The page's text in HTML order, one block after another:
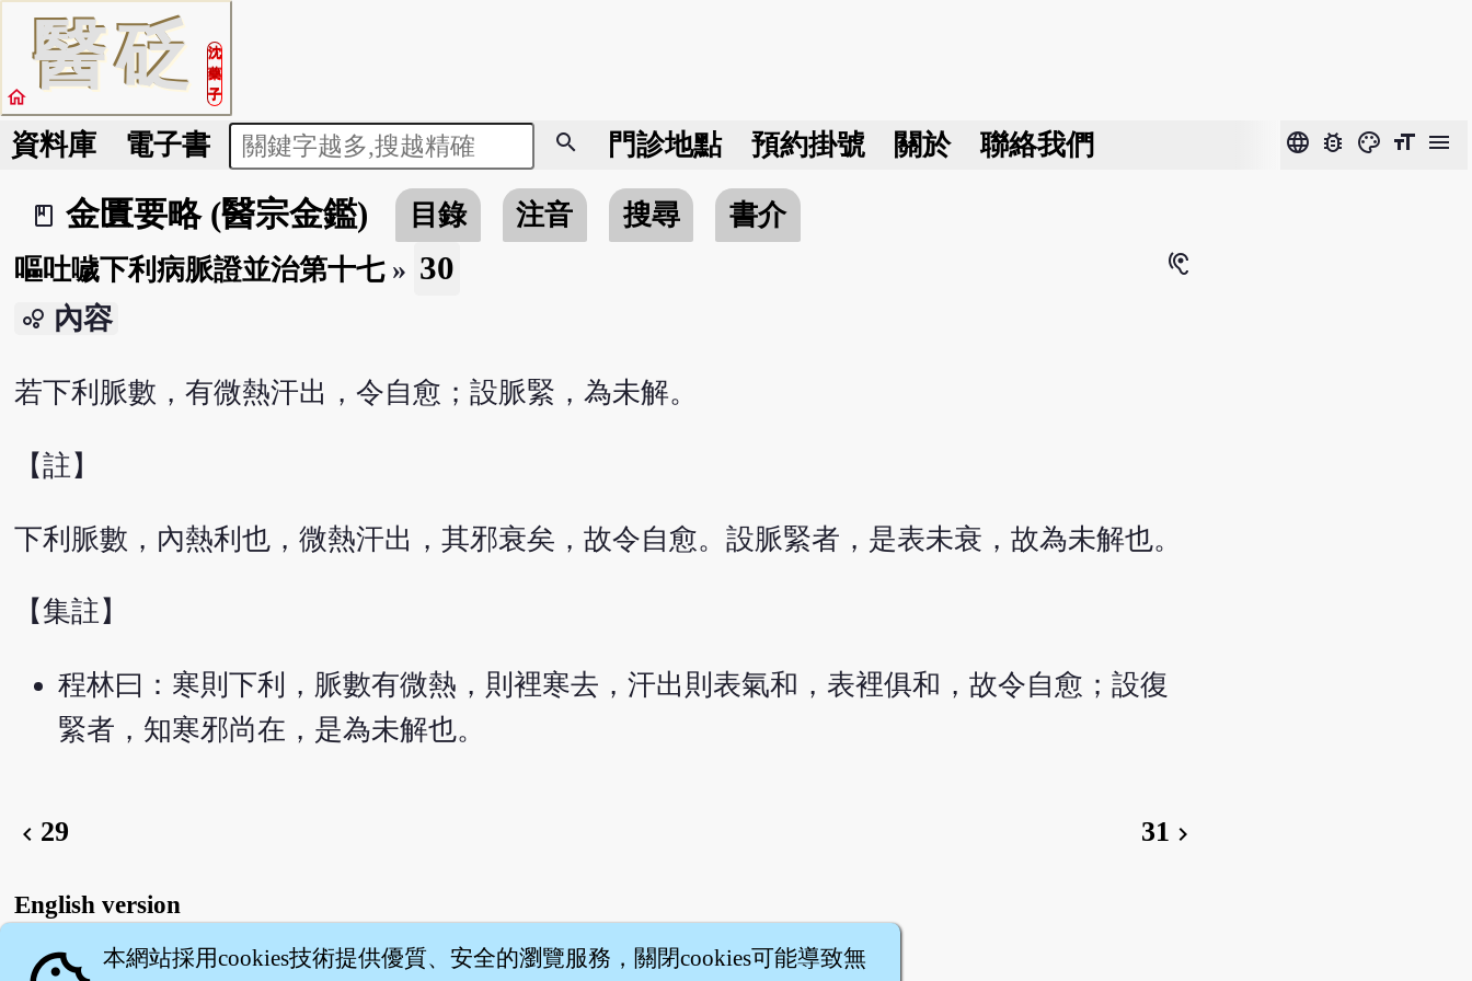
醫砭
沈
藥
子
home
資料庫 電子書 search 門診地點 預約掛號 關於 聯絡我們 language bug_report color_lens format_size menu
book_2
金匱要略 (醫宗金鑑) 目錄 注音 搜尋
書介
嘔吐噦下利病脈證並治第十七» 30 hearing
bubble_chart 內容
若下利脈數，有微熱汗出，令自愈；設脈緊，為未解。
【註】
下利脈數，內熱利也，微熱汗出，其邪衰矣，故令自愈。設脈緊者，是表未衰，故為未解也。
【集註】
程林曰：寒則下利，脈數有微熱，則裡寒去，汗出則表氣和，表裡俱和，故令自愈；設復
緊者，知寒邪尚在，是為未解也。
chevron_left 29 31 chevron_right
English version
本網站採用cookies技術提供優質、安全的瀏覽服務，關閉cookies可能導致無